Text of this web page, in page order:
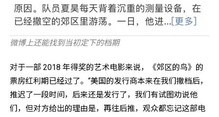
微博上还能找到当初定下的档期
对于一部 2018 年得奖的艺术电影来说，《郊区的鸟》的
票房红利期已经过了。“美国的发行商本来在我们撤档后，
推迟了一段时间，后来还是发行了，我们有试图劝说他
们，但对方给出的理由是，再往后推，观众都忘记这部电